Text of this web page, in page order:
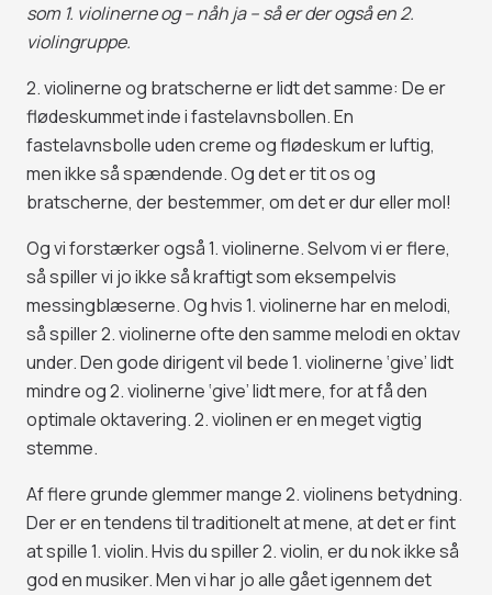
som 1. violinerne og – nåh ja – så er der også en 2.
violingruppe.
2. violinerne og bratscherne er lidt det samme: De er
flødeskummet inde i fastelavnsbollen. En
fastelavnsbolle uden creme og flødeskum er luftig,
men ikke så spændende. Og det er tit os og
bratscherne, der bestemmer, om det er dur eller mol!
Og vi forstærker også 1. violinerne. Selvom vi er flere,
så spiller vi jo ikke så kraftigt som eksempelvis
messingblæserne. Og hvis 1. violinerne har en melodi,
så spiller 2. violinerne ofte den samme melodi en oktav
under. Den gode dirigent vil bede 1. violinerne ‘give’ lidt
mindre og 2. violinerne ‘give’ lidt mere, for at få den
optimale oktavering. 2. violinen er en meget vigtig
stemme.
Af flere grunde glemmer mange 2. violinens betydning.
Der er en tendens til traditionelt at mene, at det er fint
at spille 1. violin. Hvis du spiller 2. violin, er du nok ikke så
god en musiker. Men vi har jo alle gået igennem det